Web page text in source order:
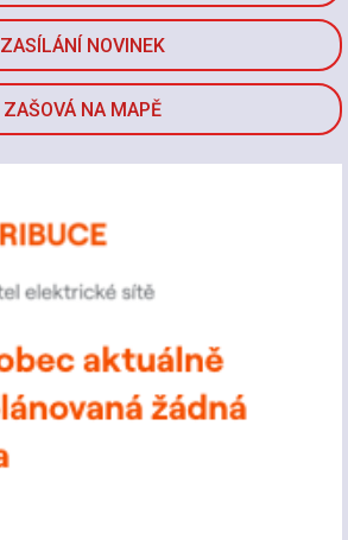
ZASÍLÁNÍ NOVINEK
ZAŠOVÁ NA MAPĚ